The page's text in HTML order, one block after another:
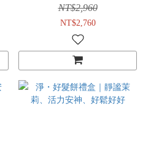
NT$2,960
NT$2,760